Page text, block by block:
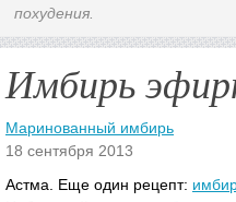
похудения.
Имбирь
Маринованный имбирь
18 сентября 2013
Астма. Еще один рецепт: